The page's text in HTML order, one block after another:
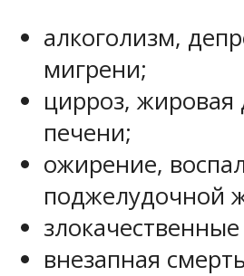
алкоголизм,
мигрени;
цирроз, жировая
печени;
ожирение,
поджелудочной
внезапная